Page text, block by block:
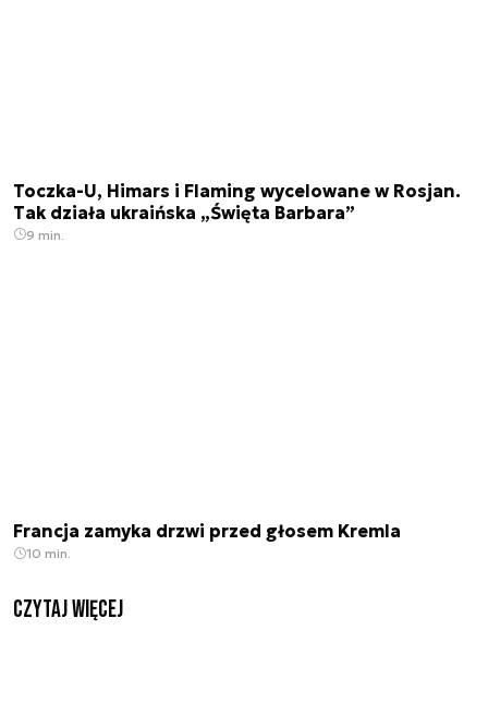
Toczka-U, Himars i Flaming wycelowane w Rosjan.
Tak działa ukraińska „Święta Barbara”
9 min.
Francja zamyka drzwi przed głosem Kremla
10 min.
czytaj więcej